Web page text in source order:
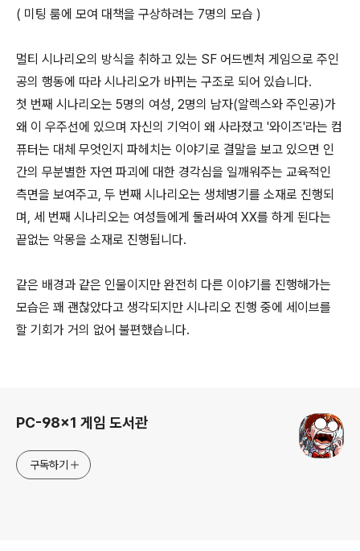
( 미팅 룸에 모여 대책을 구상하려는 7명의 모습 )
멀티 시나리오의 방식을 취하고 있는 SF 어드벤처 게임으로 주인
공의 행동에 따라 시나리오가 바뀌는 구조로 되어 있습니다.
첫 번째 시나리오는 5명의 여성, 2명의 남자(알렉스와 주인공)가
왜 이 우주선에 있으며 자신의 기억이 왜 사라졌고 '와이즈'라는 컴
퓨터는 대체 무엇인지 파헤치는 이야기로 결말을 보고 있으면 인
간의 무분별한 자연 파괴에 대한 경각심을 일깨워주는 교육적인
측면을 보여주고, 두 번째 시나리오는 생체병기를 소재로 진행되
며, 세 번째 시나리오는 여성들에게 둘러싸여 XX를 하게 된다는
끝없는 악몽을 소재로 진행됩니다.
같은 배경과 같은 인물이지만 완전히 다른 이야기를 진행해가는
모습은 꽤 괜찮았다고 생각되지만 시나리오 진행 중에 세이브를
할 기회가 거의 없어 불편했습니다.
PC-98x1 게임 도서관
구독하기